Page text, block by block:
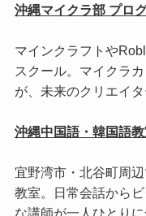
沖縄マイクラ部 プロ
マインクラフトや
スクール。マイクラ
が、未来のクリエイタ
沖縄中国語・韓国語
宜野湾市・北谷町周
教室。日常会話から
な講師が一人ひとり